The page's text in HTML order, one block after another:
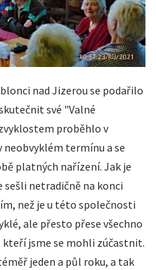
nad Jizerou se podařilo
své "Valné
proběhlo v
neobvyklém termínu a se
platných nařízení. Jak je
sešli netradičně na konci
než je u této společnosti
ale přesto přese všechno
kteří jsme se mohli zúčastnit.
jeden a půl roku, a tak